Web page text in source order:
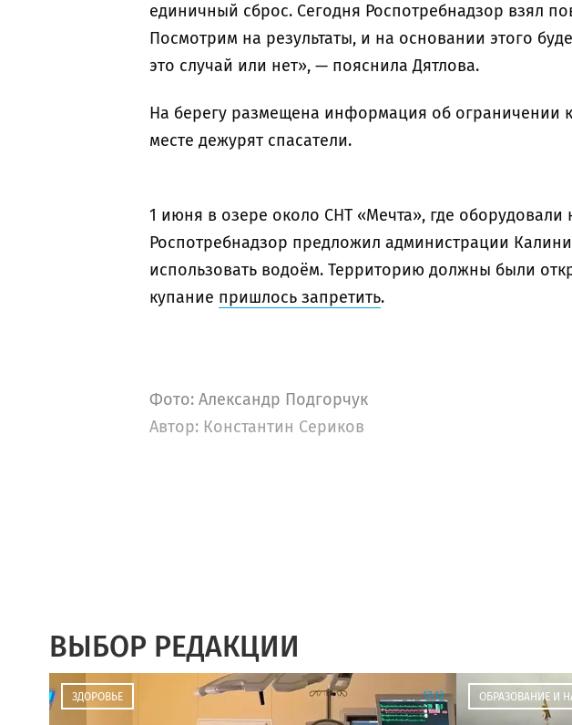
единичный сброс. Сегодня Роспотребнадзор взял
Посмотрим на результаты, и на основании этого
это случай или нет», — пояснила Дятлова.
На берегу размещена информация об ограничении
месте дежурят спасатели.
1 июня в озере около СНТ «Мечта», где
Роспотребнадзор предложил администрации
использовать водоём. Территорию должны были
купание пришлось запретить.
Фото: Александр Подгорчук
Автор: Константин Сериков
ВЫБОР РЕДАКЦИИ
ЗДОРОВЬЕ 17:12 ОБРАЗОВАНИЕ И